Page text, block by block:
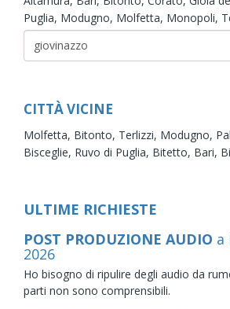
Puglia, Modugno, Molfetta, Monopoli,
CITTÀ VICINE
Molfetta, Bitonto, Terlizzi, Modugno,
Bisceglie, Ruvo di Puglia, Bitetto, Bari,
ULTIME RICHIESTE
POST PRODUZIONE AUDIO a
2026
Ho bisogno di ripulire degli audio da
parti non sono comprensibili.